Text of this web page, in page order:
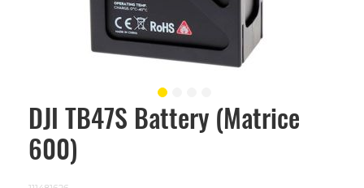
DJI TB47S Battery (Matrice
600)
Skip
beginning